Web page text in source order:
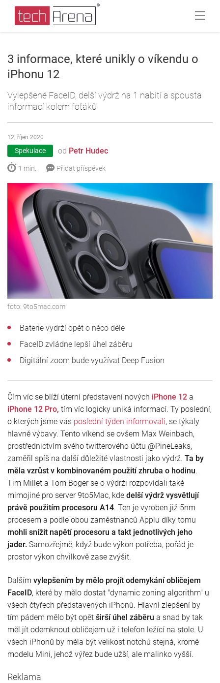
3 informace, které unikly o víkendu o
iPhonu 12
Vylepšené FaceID, delší výdrž na 1 nabití a spousta
informací kolem foťáků
Spekulace od Petr Hudec
12. říjen 2020
1 min. Přidat příspěvek
foto: 9to5mac.com
Baterie vydrží opět o něco déle
FaceID zvládne lepší úhel záběru
Digitální zoom bude využívat Deep Fusion
Čím víc se blíží úterní představení nových iPhone 12 a
iPhone 12 Pro, tím víc logicky uniká informací. Ty poslední,
o kterých jsme vás poslední týden informovali, se týkaly
hlavně výbavy. Tento víkend se ovšem Max Weinbach,
prostřednictvím svého twitterového účtu @PineLeaks,
zaměřil spíš na další důležité vlastnosti jako výdrž. Ta by
měla vzrůst v kombinovaném použití zhruba o hodinu.
Tim Millet a Tom Boger se o výdrži rozpovídali také
mimojiné pro server 9to5Mac, kde delší výdrž vysvětlují
právě použitím procesoru A14. Ten je vyroben již 5nm
procesem a podle obou zaměstnanců Applu díky tomu
mohli snížit napětí procesoru a takt jednotlivých jeho
jader. Samozřejmě, když bude výkon potřeba, pořád je
prostor výkon chvilkově zase zvýšit.
Dalším vylepšením by mělo projít odemykání obličejem
FaceID, které by mělo dostat "dynamic zoning algorithm" u
všech čtyřech představených iPhonů. Hlavní zlepšení by
tím pádem mělo být opět širší úhel záběru a snad by tak
měl jít odemknout obličejem už i telefon ležící na stole. U
všech iPhonů by měla být velikost notchů stejná, kromě
modelu Mini, jehož výřez bude užší, ale malinko vyšší.
Reklama